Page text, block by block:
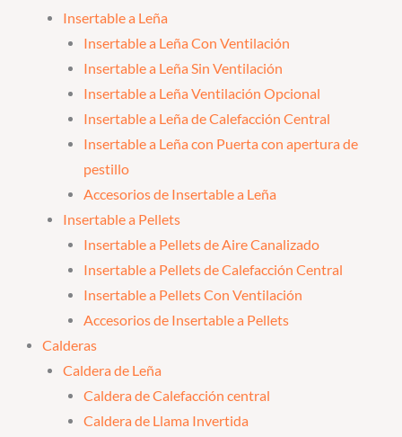
Insertable a Leña
Insertable a Leña Con Ventilación
Insertable a Leña Sin Ventilación
Insertable a Leña Ventilación Opcional
Insertable a Leña de Calefacción Central
Insertable a Leña con Puerta con apertura de
pestillo
Accesorios de Insertable a Leña
Insertable a Pellets
Insertable a Pellets de Aire Canalizado
Insertable a Pellets de Calefacción Central
Insertable a Pellets Con Ventilación
Accesorios de Insertable a Pellets
Calderas
Caldera de Leña
Caldera de Calefacción central
Caldera de Llama Invertida